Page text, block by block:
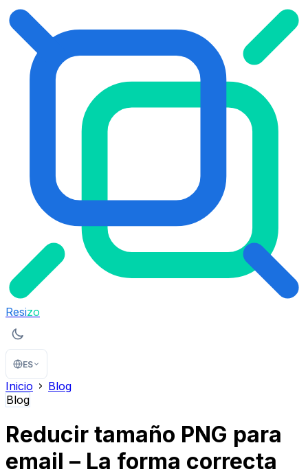
Resizo
ES
Inicio
Blog
Blog
Reducir tamaño PNG para
email – La forma correcta